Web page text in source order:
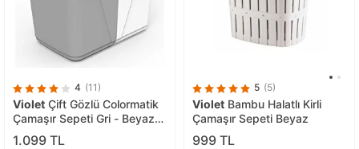
4 (11)
Violet Çift Gözlü Colormatik
Çamaşır Sepeti Gri - Beyaz
90 Lt
1.099 TL
5 (5)
Violet Bambu Halatlı Kirli
Çamaşır Sepeti Beyaz
999 TL